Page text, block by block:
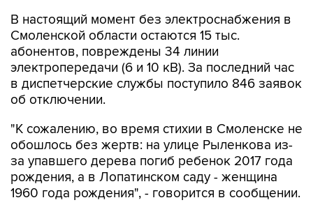
В настоящий момент без электроснабжения в
Смоленской области остаются 15 тыс.
абонентов, повреждены 34 линии
электропередачи (6 и 10 кВ). За последний час
в диспетчерские службы поступило 846 заявок
об отключении.
"К сожалению, во время стихии в Смоленске не
обошлось без жертв: на улице Рыленкова из-
за упавшего дерева погиб ребенок 2017 года
рождения, а в Лопатинском саду - женщина
1960 года рождения", - говорится в сообщении.